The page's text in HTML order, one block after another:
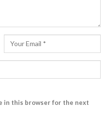
in this browser for the next